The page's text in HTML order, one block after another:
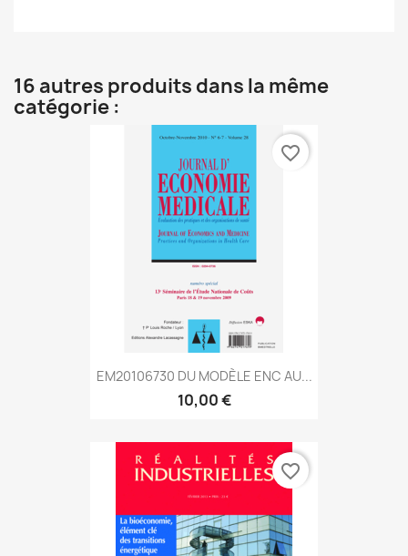
16 autres produits dans la même
catégorie :
EM20106730 DU MODÈLE ENC AU...
10,00 €
favorite_border
favorite_border